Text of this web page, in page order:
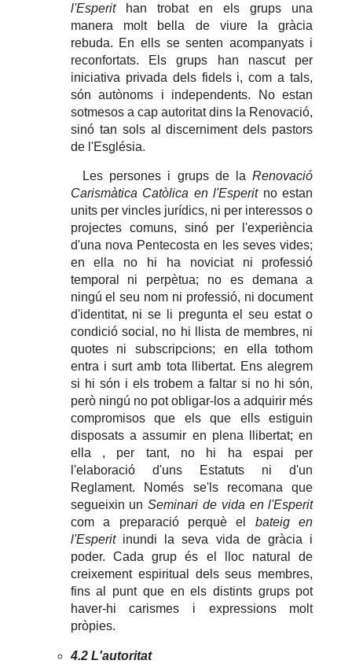
l'Esperithan trobat en els grups una
manera molt bella de viure la gràcia
rebuda. En ells se senten acompanyats i
reconfortats. Els grups han nascut per
iniciativa privada dels fidels i, com a tals,
són autònoms i independents. No estan
sotmesos a cap autoritat dins la Renovació,
sinó tan sols al discerniment dels pastors
de l'Església.
Les persones i grups de laRenovació
Carismàtica Catòlica en l'Esperitno estan
units per vincles jurídics, ni per interessos o
projectes comuns, sinó per l'experiència
d'una nova Pentecosta en les seves vides;
en ella no hi ha noviciat ni professió
temporal ni perpètua; no es demana a
ningú el seu nom ni professió, ni document
d'identitat, ni se li pregunta el seu estat o
condició social, no hi llista de membres, ni
quotes ni subscripcions; en ella tothom
entra i surt amb tota llibertat. Ens alegrem
si hi són i els trobem a faltar si no hi són,
però ningú no pot obligar-los a adquirir més
compromisos que els que ells estiguin
disposats a assumir en plena llibertat; en
ella , per tant, no hi ha espai per
l'elaboració d'uns Estatuts ni d'un
Reglament. Només se'ls recomana que
segueixin unSeminari de vida en l'Esperit
com a preparació perquè el bateig en
l'Esperitinundi la seva vida de gràcia i
poder. Cada grup és el lloc natural de
creixement espiritual dels seus membres,
fins al punt que en els distints grups pot
haver-hi carismes i expressions molt
pròpies.
4.2 L'autoritat